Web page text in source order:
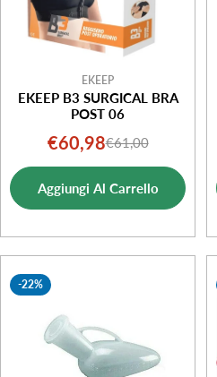
EKEEP
EKEEP B3 SURGICAL BRA
POST 06
Prezzo
di
vendita
€60,98Prezzo
normale
€61,00
Aggiungi Al Carrello
-22%